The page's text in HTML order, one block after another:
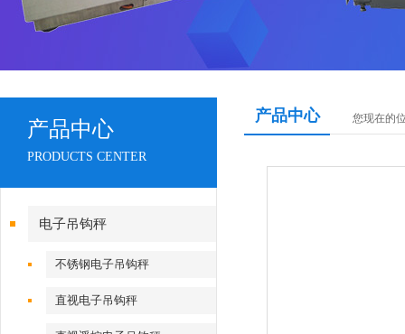
产品中心
PRODUCTS CENTER
电子吊钩秤
不锈钢电子吊钩秤
直视电子吊钩秤
产品中心 您现在的